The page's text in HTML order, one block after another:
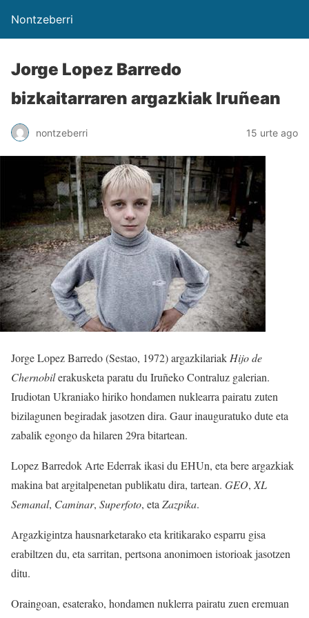
Nontzeberri
Jorge Lopez Barredo
bizkaitarraren argazkiak Iruñean
nontzeberri 15 urte ago
Jorge Lopez Barredo (Sestao, 1972) argazkilariak Hijo de
Chernobilerakusketa paratu du Iruñeko Contraluz galerian.
Irudiotan Ukraniako hiriko hondamen nuklearra pairatu zuten
bizilagunen begiradak jasotzen dira. Gaur inauguratuko dute eta
zabalik egongo da hilaren 29ra bitartean.
Lopez Barredok Arte Ederrak ikasi du EHUn, eta bere argazkiak
makina bat argitalpenetan publikatu dira, tartean. GEO, XL
Semanal, Caminar, Superfoto, eta Zazpika.
Argazkigintza hausnarketarako eta kritikarako esparru gisa
erabiltzen du, eta sarritan, pertsona anonimoen istorioak jasotzen
ditu.
Oraingoan, esaterako, hondamen nuklerra pairatu zuen eremuan